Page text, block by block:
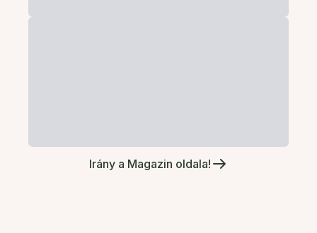
Irány a Magazin oldala!